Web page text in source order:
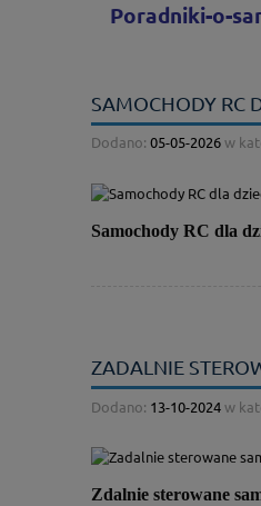
Poradniki-o-
SAMOCHODY RC
Dodano: 05-05-2026w
Samochody RC dla
ZADALNIE
Dodano: 13-10-2024w
Zdalnie sterowane